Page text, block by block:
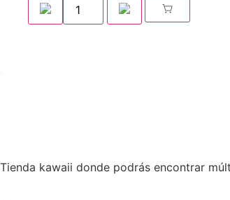
Tienda kawaii donde podrás encontrar